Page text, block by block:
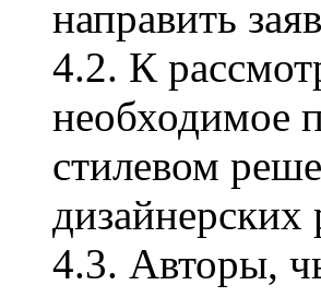
направить
4.2. К
необходимое
стилевом
4.3. Авторы,